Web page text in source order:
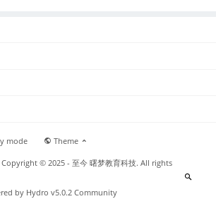
mode Theme
© 2025 - 至今 曙梦教育科技. All rights
by Hydro v5.0.2 Community